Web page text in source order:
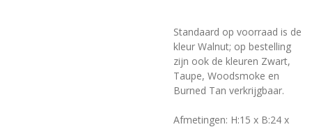
Standaard op voorraad is de
kleur Walnut; op bestelling
zijn ook de kleuren Zwart,
Taupe, Woodsmoke en
Burned Tan verkrijgbaar.
Afmetingen: H:15 x B:24 x